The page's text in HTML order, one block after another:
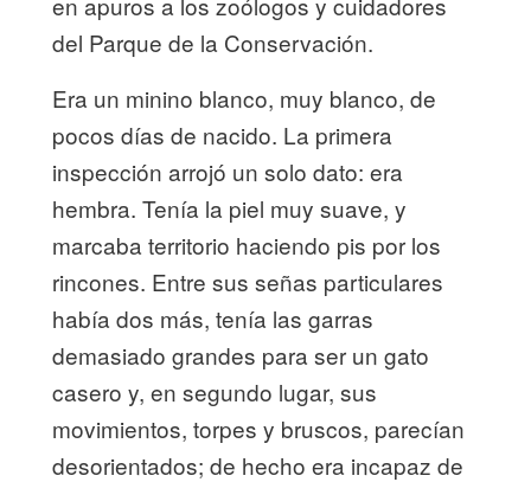
del Parque de la Conservación.
Era un minino blanco, muy blanco, de
pocos días de nacido. La primera
inspección arrojó un solo dato: era
hembra. Tenía la piel muy suave, y
marcaba territorio haciendo pis por los
rincones. Entre sus señas particulares
había dos más, tenía las garras
demasiado grandes para ser un gato
casero y, en segundo lugar, sus
movimientos, torpes y bruscos, parecían
desorientados; de hecho era incapaz de